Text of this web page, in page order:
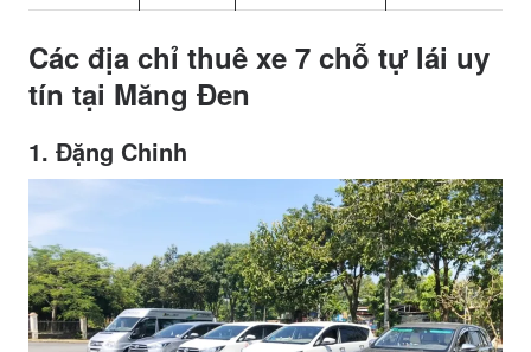
Các địa chỉ thuê xe 7 chỗ tự lái uy
tín tại Măng Đen
1. Đặng Chinh